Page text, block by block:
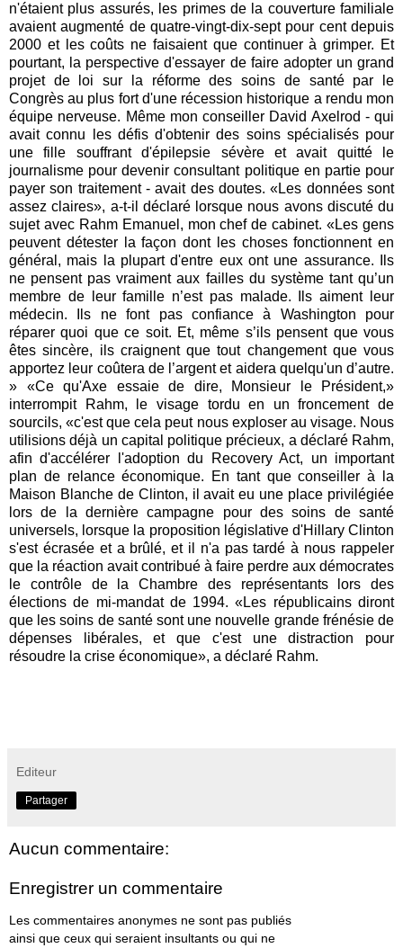
n'étaient plus assurés, les primes de la couverture familiale
avaient augmenté de quatre-vingt-dix-sept pour cent depuis
2000 et les coûts ne faisaient que continuer à grimper. Et
pourtant, la perspective d'essayer de faire adopter un grand
projet de loi sur la réforme des soins de santé par le
Congrès au plus fort d'une récession historique a rendu mon
équipe nerveuse. Même mon conseiller David Axelrod - qui
avait connu les défis d'obtenir des soins spécialisés pour
une fille souffrant d'épilepsie sévère et avait quitté le
journalisme pour devenir consultant politique en partie pour
payer son traitement - avait des doutes. «Les données sont
assez claires», a-t-il déclaré lorsque nous avons discuté du
sujet avec Rahm Emanuel, mon chef de cabinet. «Les gens
peuvent détester la façon dont les choses fonctionnent en
général, mais la plupart d'entre eux ont une assurance. Ils
ne pensent pas vraiment aux failles du système tant qu’un
membre de leur famille n’est pas malade. Ils aiment leur
médecin. Ils ne font pas confiance à Washington pour
réparer quoi que ce soit. Et, même s’ils pensent que vous
êtes sincère, ils craignent que tout changement que vous
apportez leur coûtera de l’argent et aidera quelqu'un d’autre.
» «Ce qu'Axe essaie de dire, Monsieur le Président,»
interrompit Rahm, le visage tordu en un froncement de
sourcils, «c'est que cela peut nous exploser au visage. Nous
utilisions déjà un capital politique précieux, a déclaré Rahm,
afin d'accélérer l'adoption du Recovery Act, un important
plan de relance économique. En tant que conseiller à la
Maison Blanche de Clinton, il avait eu une place privilégiée
lors de la dernière campagne pour des soins de santé
universels, lorsque la proposition législative d'Hillary Clinton
s'est écrasée et a brûlé, et il n'a pas tardé à nous rappeler
que la réaction avait contribué à faire perdre aux démocrates
le contrôle de la Chambre des représentants lors des
élections de mi-mandat de 1994. «Les républicains diront
que les soins de santé sont une nouvelle grande frénésie de
dépenses libérales, et que c'est une distraction pour
résoudre la crise économique», a déclaré Rahm.
Editeur
Partager
Aucun commentaire:
Enregistrer un commentaire
Les commentaires anonymes ne sont pas publiés
ainsi que ceux qui seraient insultants ou qui ne